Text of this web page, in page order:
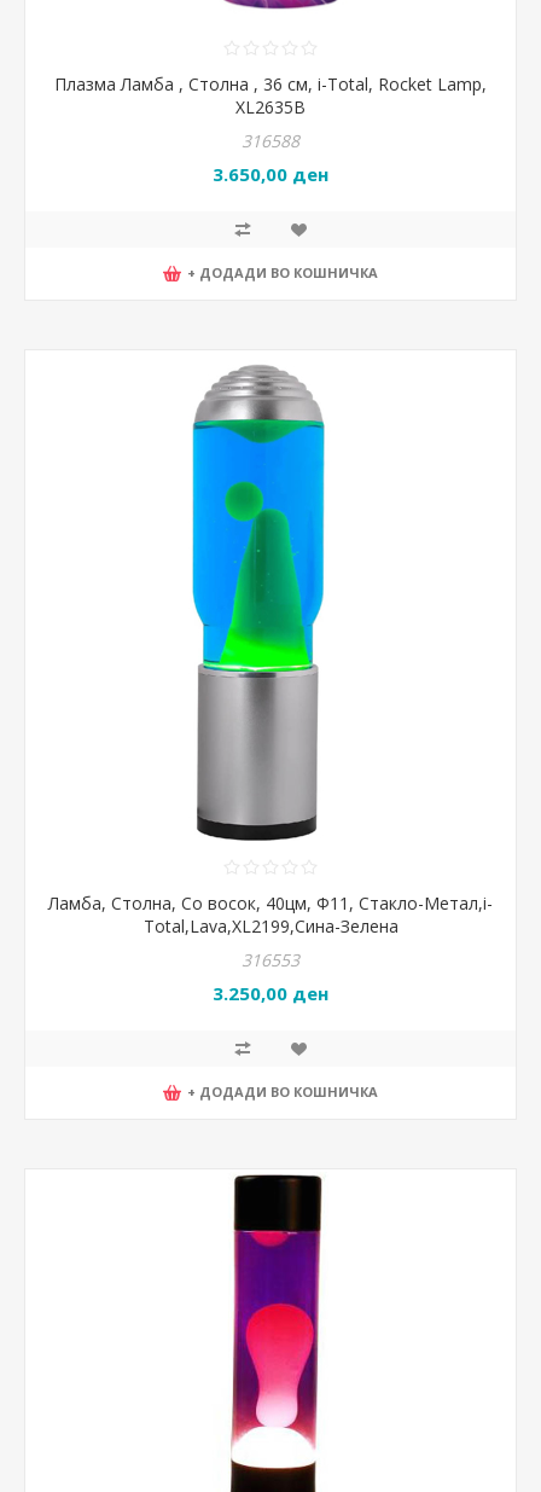
Плазма Ламба , Столна , 36 см, i-Total, Rocket Lamp,
XL2635B
316588
3.650,00 ден
+ ДОДАДИ ВО КОШНИЧКА
Ламба, Столна, Со восок, 40цм, Ф11, Стакло-Метал,i-
Total,Lava,XL2199,Сина-Зелена
316553
3.250,00 ден
+ ДОДАДИ ВО КОШНИЧКА